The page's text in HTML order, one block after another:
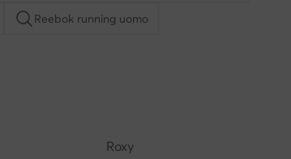
Reebok running uomo
Roxy